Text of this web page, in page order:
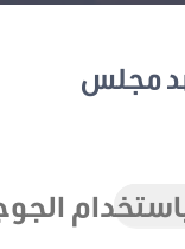
مجلس
الجوجل